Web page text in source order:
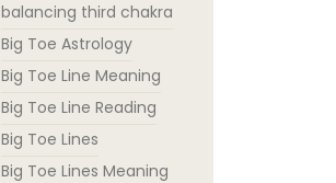
balancing third chakra
Big Toe Astrology
Big Toe Line Meaning
Big Toe Line Reading
Big Toe Lines
Big Toe Lines Meaning